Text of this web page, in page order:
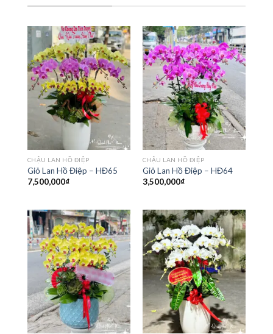
CHẬU LAN HỒ ĐIỆP
Giỏ Lan Hồ Điệp – HĐ65
7,500,000₫
CHẬU LAN HỒ ĐIỆP
Giỏ Lan Hồ Điệp – HĐ64
3,500,000₫